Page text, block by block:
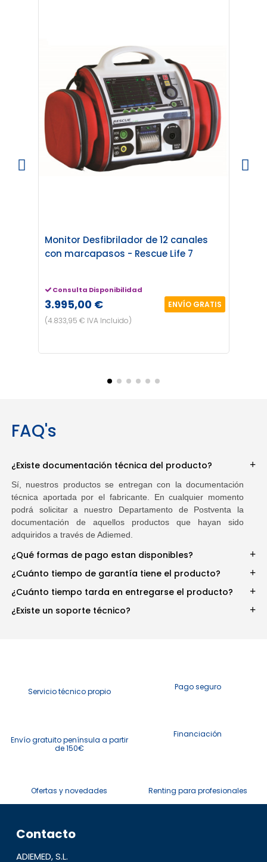
Monitor Desfibrilador de 12 canales
con marcapasos - Rescue Life 7
Consulta Disponibilidad
3.995,00 €
ENVÍO GRATIS
(4.833,95 € IVA Incluido)
FAQ's
¿Existe documentación técnica del producto?
Sí, nuestros productos se entregan con la documentación
técnica aportada por el fabricante. En cualquier momento
podrá solicitar a nuestro Departamento de Postventa la
documentación de aquellos productos que hayan sido
adquiridos a través de Adiemed.
¿Qué formas de pago estan disponibles?
¿Cuánto tiempo de garantía tiene el producto?
¿Cuánto tiempo tarda en entregarse el producto?
¿Existe un soporte técnico?
Servicio técnico propio Pago seguro
Envío gratuito península a partir
de 150€
Financiación
Ofertas y novedades Renting para profesionales
Contacto
ADIEMED, S.L.